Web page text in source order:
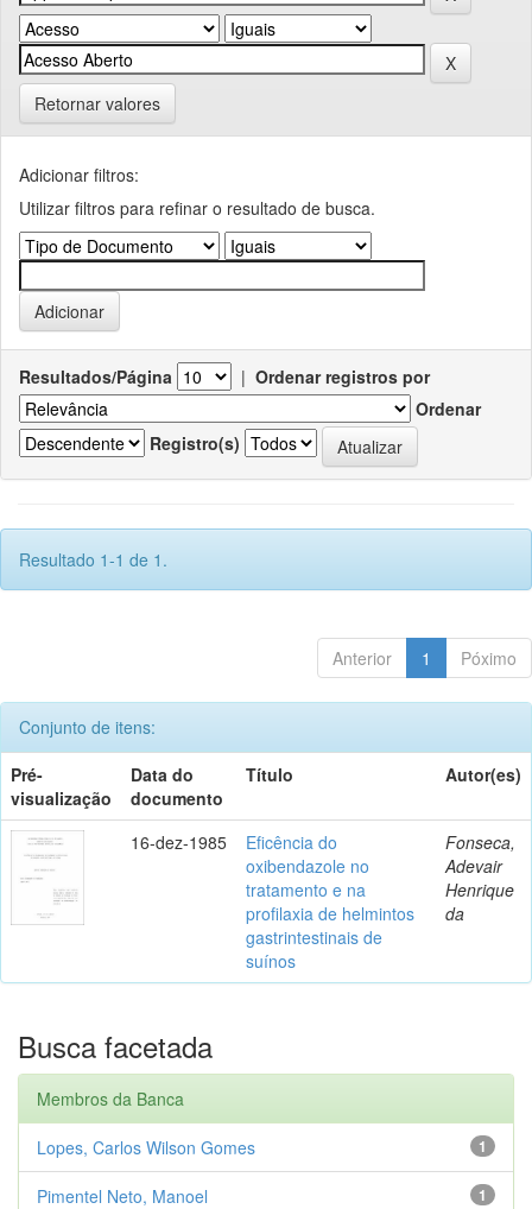
Retornar valores
Adicionar filtros:
Utilizar filtros para refinar o resultado de busca.
Resultados/Página | Ordenar registros por
Ordenar
Registro(s)
Resultado 1-1 de 1.
Anterior 1 Póximo
Conjunto de itens:
Pré-
visualização
Data do
documento
Título Autor(es)
16-dez-1985
Eficência do
oxibendazole no
tratamento e na
profilaxia de helmintos
gastrintestinais de
suínos
Fonseca,
Adevair
Henrique
da
Busca facetada
Membros da Banca
1
Lopes, Carlos Wilson Gomes
1
Pimentel Neto, Manoel